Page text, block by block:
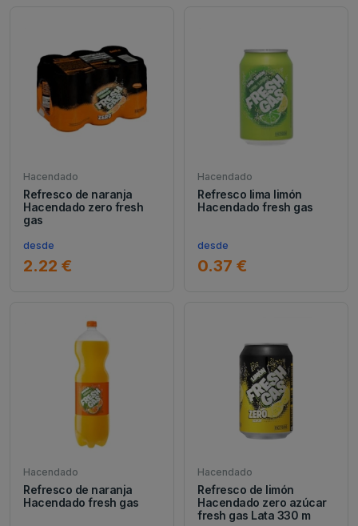
Hacendado
Refresco de naranja
Hacendado zero fresh
gas
desde
2.22 €
Hacendado
Refresco lima limón
Hacendado fresh gas
desde
0.37 €
Hacendado
Refresco de naranja
Hacendado fresh gas
Hacendado
Refresco de limón
Hacendado zero azúcar
fresh gas Lata 330 m